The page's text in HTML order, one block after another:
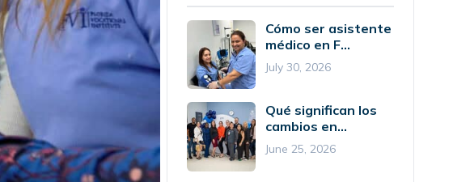
Cómo ser asistente
médico en F...
July 30, 2026
Qué significan los
cambios en...
June 25, 2026